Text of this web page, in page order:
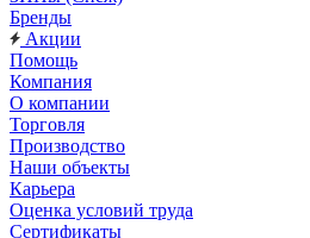
Бренды
Акции
Помощь
Компания
О компании
Торговля
Производство
Наши объекты
Карьера
Оценка условий труда
Сертификаты